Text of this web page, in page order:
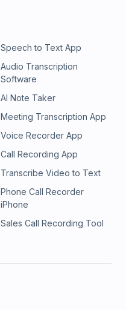
Speech to Text App
Audio Transcription
Software
AI Note Taker
Meeting Transcription App
Voice Recorder App
Call Recording App
Transcribe Video to Text
Phone Call Recorder
iPhone
Sales Call Recording Tool